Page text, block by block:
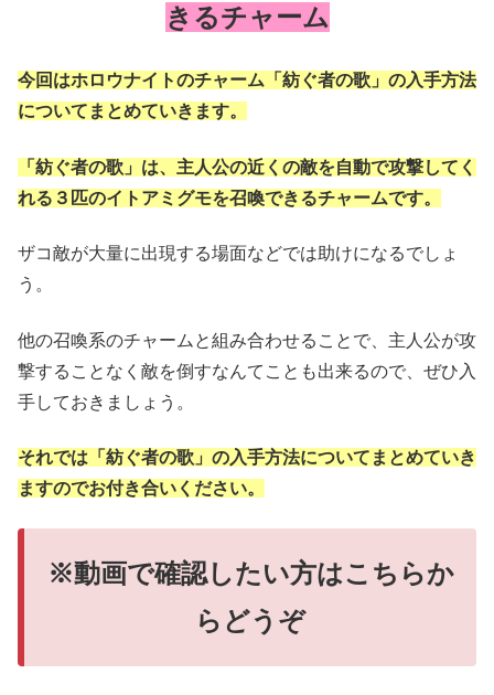
きるチャーム
今回はホロウナイトのチャーム「紡ぐ者の歌」の入手方法
についてまとめていきます。
「紡ぐ者の歌」は、主人公の近くの敵を自動で攻撃してく
れる３匹のイトアミグモを召喚できるチャームです。
ザコ敵が大量に出現する場面などでは助けになるでしょ
う。
他の召喚系のチャームと組み合わせることで、主人公が攻
撃することなく敵を倒すなんてことも出来るので、ぜひ入
手しておきましょう。
それでは「紡ぐ者の歌」の入手方法についてまとめていき
ますのでお付き合いください。
※動画で確認したい方はこちらか
らどうぞ